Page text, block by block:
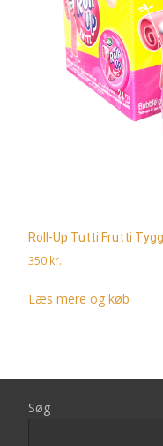
Roll-Up Tutti Frutti
350 kr.
Læs mere og køb
Søg